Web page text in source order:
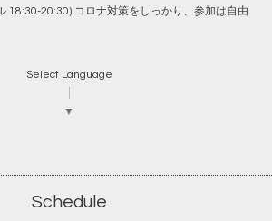
18:30-20:30) コロナ対策をしっかり、参加は自由
Select Language
▼
Schedule